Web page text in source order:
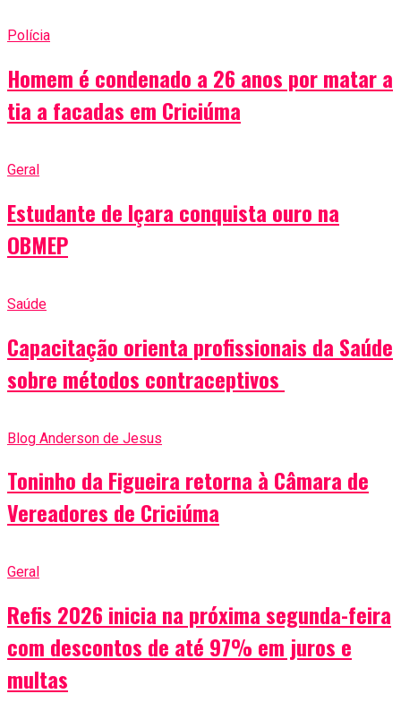
Polícia
Homem é condenado a 26 anos por matar a
tia a facadas em Criciúma
Geral
Estudante de Içara conquista ouro na
OBMEP
Saúde
Capacitação orienta profissionais da Saúde
sobre métodos contraceptivos
Blog Anderson de Jesus
Toninho da Figueira retorna à Câmara de
Vereadores de Criciúma
Geral
Refis 2026 inicia na próxima segunda-feira
com descontos de até 97% em juros e
multas